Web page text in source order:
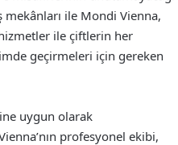
mekânları ile Mondi Vienna,
ile çiftlerin her
geçirmeleri için gereken
uygun olarak
profesyonel ekibi,